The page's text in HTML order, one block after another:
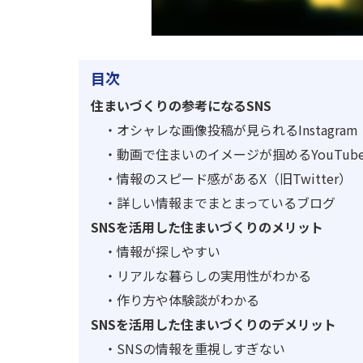
目次
住まいづくりの参考になるSNS
・ オシャレな画像投稿が見られるInstagram
・ 動画で住まいのイメージが掴める
・ 情報のスピード感があるX（旧Twitter）
・ 詳しい情報までまとまっているブログ
SNSを活用した住まいづくりのメリット
・ 情報が探しやすい
・ リアルな暮らしの実用性がわかる
・ 作り方や体験談がわかる
SNSを活用した住まいづくりのデメリット
・ SNSの情報を重視しすぎない